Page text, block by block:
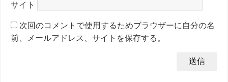
サイト
次回のコメントで使用するためブラウザーに自分の名
前、メールアドレス、サイトを保存する。